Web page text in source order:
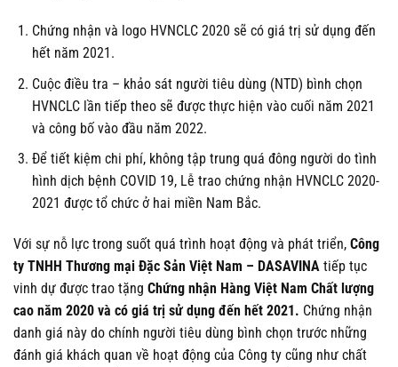
Chứng nhận và logo HVNCLC 2020 sẽ có giá trị sử dụng đến
hết năm 2021.
Cuộc điều tra – khảo sát người tiêu dùng (NTD) bình chọn
HVNCLC lần tiếp theo sẽ được thực hiện vào cuối năm 2021
và công bố vào đầu năm 2022.
Để tiết kiệm chi phí, không tập trung quá đông người do tình
hình dịch bệnh COVID 19, Lễ trao chứng nhận HVNCLC 2020-
2021 được tổ chức ở hai miền Nam Bắc.
Với sự nỗ lực trong suốt quá trình hoạt động và phát triển, Công
ty TNHH Thương mại Đặc Sản Việt Nam – DASAVINA tiếp tục
vinh dự được trao tặng Chứng nhận Hàng Việt Nam Chất lượng
cao năm 2020 và có giá trị sử dụng đến hết 2021. Chứng nhận
danh giá này do chính người tiêu dùng bình chọn trước những
đánh giá khách quan về hoạt động của Công ty cũng như chất